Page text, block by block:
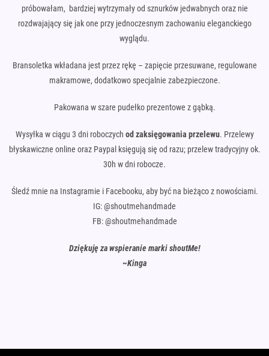
próbowałam, bardziej wytrzymały od sznurków jedwabnych oraz nie
rozdwajający się jak one przy jednoczesnym zachowaniu eleganckiego
wyglądu.
Bransoletka wkładana jest przez rękę – zapięcie przesuwane, regulowane
makramowe, dodatkowo specjalnie zabezpieczone.
Pakowana w szare pudełko prezentowe z gąbką.
Wysyłka w ciągu 3 dni roboczych od zaksięgowania przelewu. Przelewy
błyskawiczne online oraz Paypal księgują się od razu; przelew tradycyjny ok.
30h w dni robocze.
Śledź mnie na Instagramie i Facebooku, aby być na bieżąco z nowościami.
IG: @shoutmehandmade
FB: @shoutmehandmade
Dziękuję za wspieranie marki shoutMe!
~Kinga